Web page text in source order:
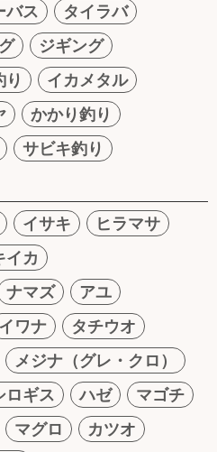
バス
タイラバ
ジギング
り
イカメタル
かかり釣り
サビキ釣り
イサキ
ヒラマサ
イカ
ナマズ
アユ
イワナ
タチウオ
メジナ（グレ・クロ）
ロギス ハゼ
マゴチ
マグロ
カツオ